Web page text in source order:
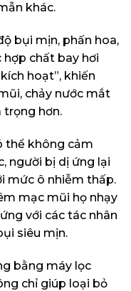
khác.
bụi mịn, phấn hoa,
chất bay hơi
hoạt”, khiến
chảy nước mắt
trọng hơn.
thể không cảm
người bị dị ứng lại
mức ô nhiễm thấp.
mạc mũi họ nhạy
với các tác nhân
siêu mịn.
bằng máy lọc
chỉ giúp loại bỏ